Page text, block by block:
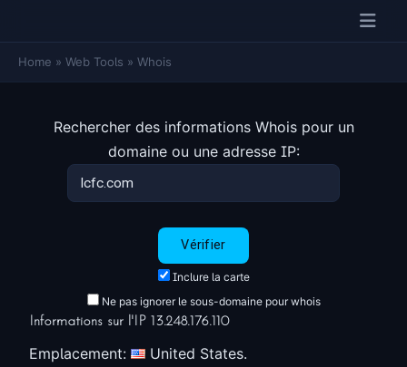
Home » Web Tools » Whois
Rechercher des informations Whois pour un
domaine ou une adresse IP:
Inclure la carte
Ne pas ignorer le sous-domaine pour whois
Informations sur l'IP 13.248.176.110
Emplacement:
United States.